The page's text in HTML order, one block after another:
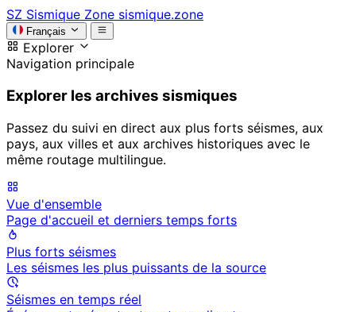
SZ Sismique Zone sismique.zone
Français
Explorer
Navigation principale
Explorer les archives sismiques
Passez du suivi en direct aux plus forts séismes, aux
pays, aux villes et aux archives historiques avec le
même routage multilingue.
Vue d'ensemble
Page d'accueil et derniers temps forts
Plus forts séismes
Les séismes les plus puissants de la source
Séismes en temps réel